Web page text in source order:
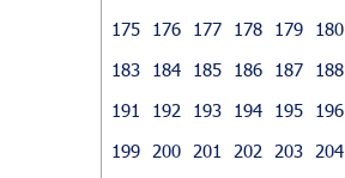
175
176 177 178 179 180
183
184 185 186 187 188
191
192 193 194 195 196
199
200 201 202 203 204